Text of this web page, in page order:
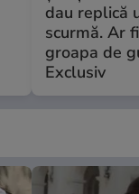
dau replică
scurmă. Ar
groapa de
Exclusiv